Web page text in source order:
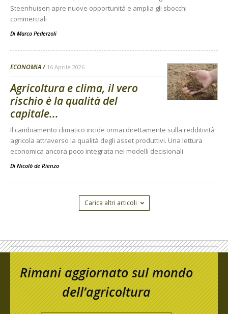
Steenhuisen apre nuove opportunità e amplia gli sbocchi
commerciali
Di Marco Pederzoli
ECONOMIA 16 Aprile 2026
Agricoltura e clima, il vero
rischio è la qualità del
capitale...
Il cambiamento climatico incide ormai direttamente sulla redditività
agricola attraverso la qualità degli asset produttivi. Una lettura
economica ancora poco integrata nei modelli decisionali
Di Nicolò de Rienzo
Carica altri articoli
Rimani aggiornato sul mondo
dell’agricoltura